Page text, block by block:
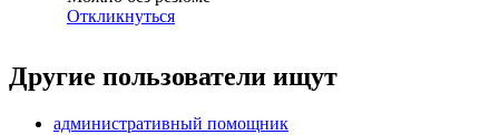
Откликнуться
Другие пользователи ищут
административный помощник